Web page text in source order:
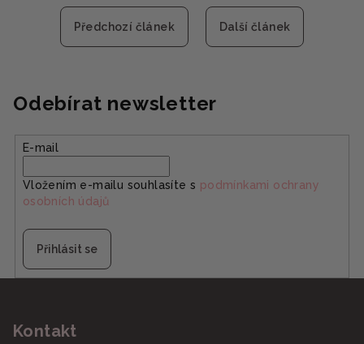
Předchozí článek Další článek
Odebírat newsletter
E-mail
Vložením e-mailu souhlasíte s podmínkami ochrany
osobních údajů
Přihlásit se
Kontakt